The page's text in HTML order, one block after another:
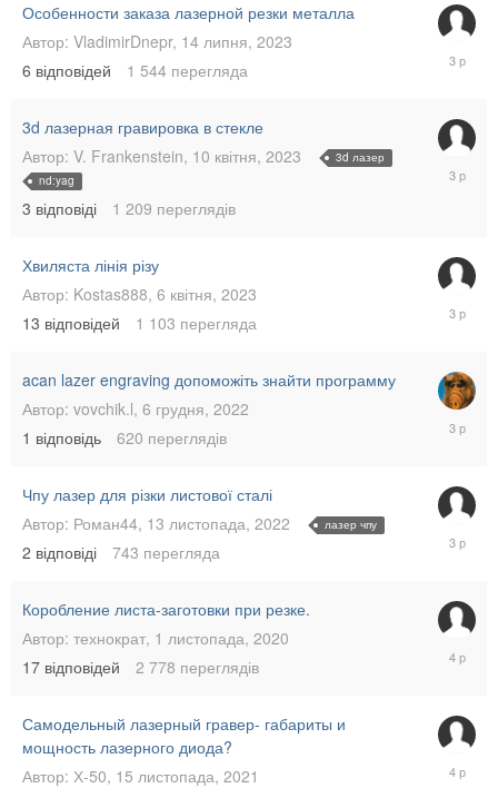
Особенности заказа лазерной резки металла
Автор: VladimirDnepr, 14 липня, 2023
6 відповідей 1 544 перегляда
18
3d лазерная гравировка в стекле
Автор: V. Frankenstein, 10 квітня, 2023
3d лазер
nd:yag
3 відповіді 1 209 переглядів
10
Хвиляста лінія різу
Автор: Kostas888, 6 квітня, 2023
13 відповідей 1 103 перегляда
acan lazer engraving допоможіть знайти программу
Автор: vovchik.l, 6 грудня, 2022
1 відповідь 620 переглядів
Чпу лазер для різки листової сталі
Автор: Роман44, 13 листопада, 2022 лазер чпу
2 відповіді 743 перегляда
21
Коробление листа-заготовки при резке.
Автор: технократ, 1 листопада, 2020
17 відповідей 2 778 переглядів
23
Самодельный лазерный гравер- габариты и
мощность лазерного диода?
Автор: Х-50, 15 листопада, 2021
15